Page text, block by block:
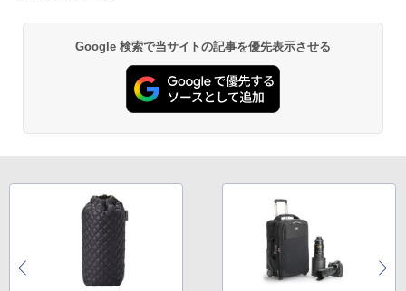
Google 検索で当サイトの記事を優先表示させる